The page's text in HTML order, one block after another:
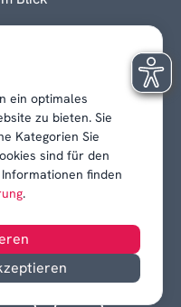
ein optimales
zu bieten. Sie
Kategorien Sie
sind für den
finden
.